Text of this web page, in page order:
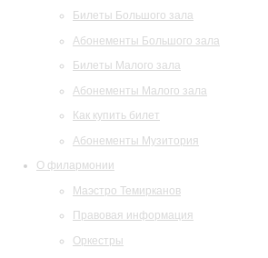
Билеты Большого зала
Абонементы Большого зала
Билеты Малого зала
Абонементы Малого зала
Как купить билет
Абонементы Музитория
О филармонии
Маэстро Темирканов
Правовая информация
Оркестры